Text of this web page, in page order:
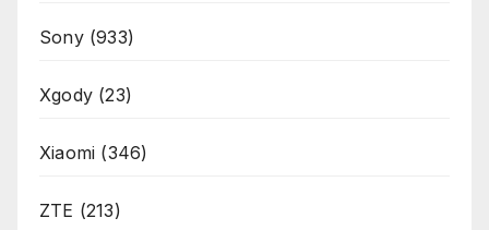
Sony(933)
Xgody (23)
Xiaomi (346)
ZTE (213)